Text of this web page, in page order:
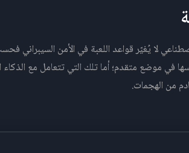
لا يُغيّر قواعد اللعبة في الأمن
في موضع متقدم؛ أما تلك التي تتعامل مع الذكاء
من الهجمات.